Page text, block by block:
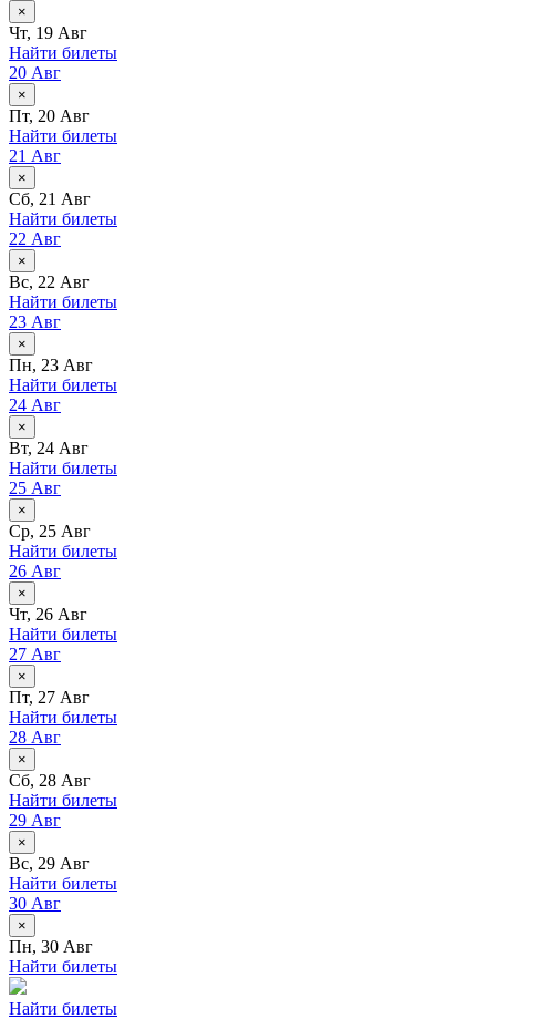
×
Чт, 19 Авг
Найти билеты
20 Авг
×
Пт, 20 Авг
Найти билеты
21 Авг
×
Сб, 21 Авг
Найти билеты
22 Авг
×
Вс, 22 Авг
Найти билеты
23 Авг
×
Пн, 23 Авг
Найти билеты
24 Авг
×
Вт, 24 Авг
Найти билеты
25 Авг
×
Ср, 25 Авг
Найти билеты
26 Авг
×
Чт, 26 Авг
Найти билеты
27 Авг
×
Пт, 27 Авг
Найти билеты
28 Авг
×
Сб, 28 Авг
Найти билеты
29 Авг
×
Вс, 29 Авг
Найти билеты
30 Авг
×
Пн, 30 Авг
Найти билеты
Найти билеты